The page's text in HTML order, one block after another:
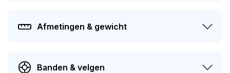
Afmetingen & gewicht
Banden & velgen